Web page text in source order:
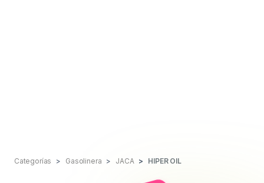
Categorías Gasolinera JACA HIPER OIL